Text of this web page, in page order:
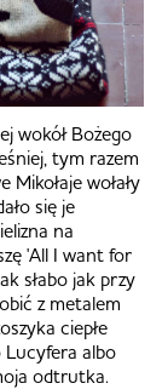
wokół Bożego
tym razem
wołały
się je
na
'All I want for
słabo jak przy
z metalem
ciepłe
Lucyfera albo
odtrutka.